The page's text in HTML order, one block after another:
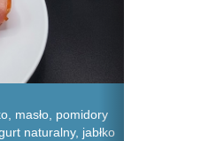
masło, pomidory
naturalny, jabłko